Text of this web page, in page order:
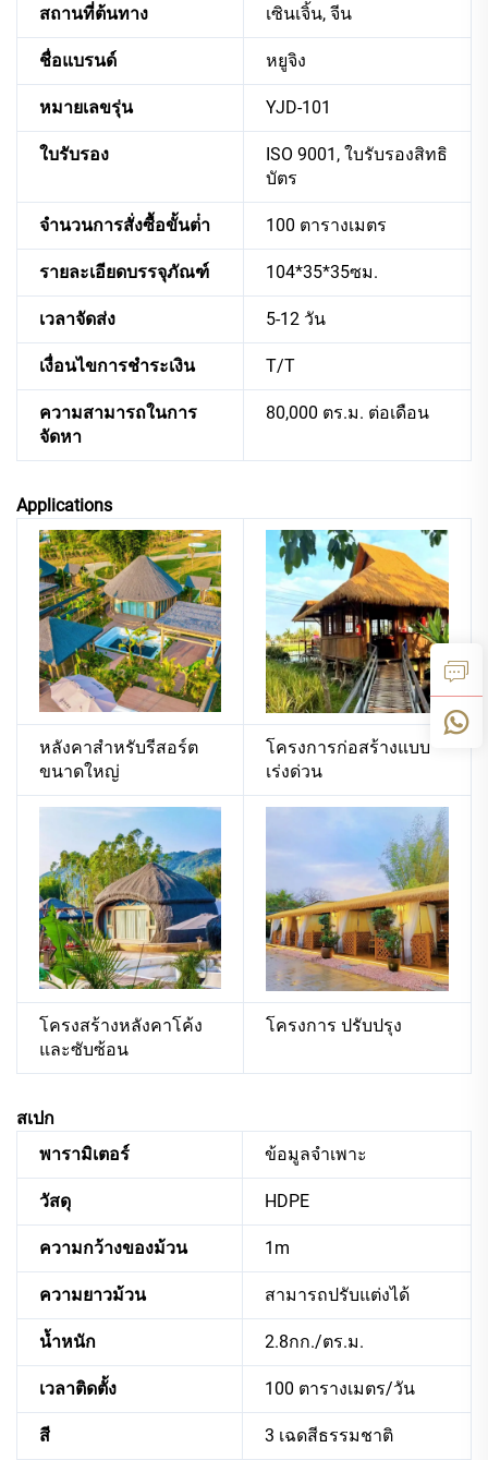
สถานที่ต้นทาง
เซินเจิ้น, จีน
ชื่อแบรนด์ หยูจิง
หมายเลขรุ่น YJD-101
ใบรับรอง
ISO 9001, ใบรับรองสิทธิ
บัตร
จํานวนการสั่งซื้อขั้นต่ํา 100 ตารางเมตร
รายละเอียดบรรจุภัณฑ์ 104*35*35ซม.
เวลาจัดส่ง 5-12 วัน
เงื่อนไขการชำระเงิน T/T
ความสามารถในการ
จัดหา
80,000 ตร.ม. ต่อเดือน
Applications
หลังคาสำหรับรีสอร์ต
ขนาดใหญ่
โครงการก่อสร้างแบบ
เร่งด่วน
โครงสร้างหลังคาโค้ง
และซับซ้อน
โครงการ ปรับปรุง
สเปก
พารามิเตอร์
ข้อมูลจำเพาะ
วัสดุ HDPE
ความกว้างของม้วน 1m
ความยาวม้วน สามารถปรับแต่งได้
น้ำหนัก 2.8กก./ตร.ม.
เวลาติดตั้ง 100 ตารางเมตร/วัน
สี 3 เฉดสีธรรมชาติ